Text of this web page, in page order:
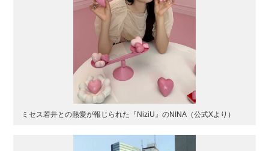
ミセス若井との熱愛が報じられた『NiziU』のNINA（公式Xより）